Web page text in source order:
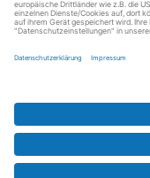
Partner werden
Über uns